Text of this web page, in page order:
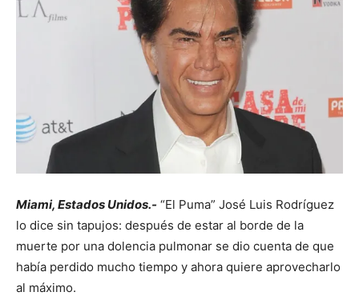
Miami, Estados Unidos.- “El Puma” José Luis Rodríguez
lo dice sin tapujos: después de estar al borde de la
muerte por una dolencia pulmonar se dio cuenta de que
había perdido mucho tiempo y ahora quiere aprovecharlo
al máximo.